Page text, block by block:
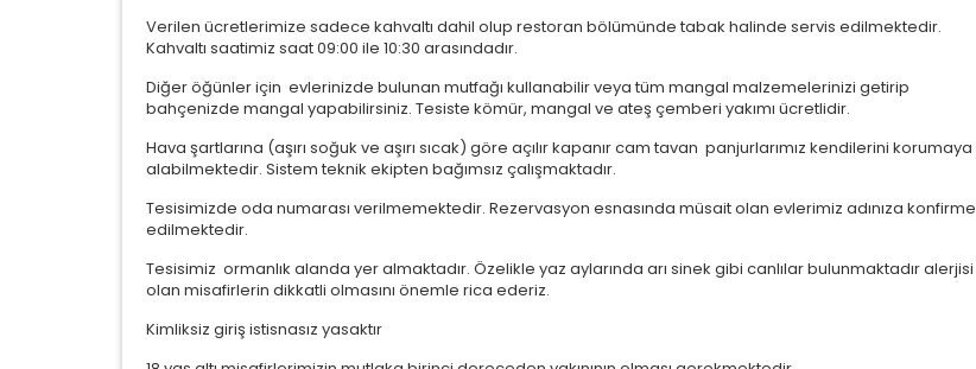
Verilen ücretlerimize sadece kahvaltı dahil olup restoran bölümünde tabak halinde servis edilmektedir.
Kahvaltı saatimiz saat 09:00 ile 10:30 arasındadır.
Diğer öğünler için evlerinizde bulunan mutfağı kullanabilir veya tüm mangal malzemelerinizi getirip
bahçenizde mangal yapabilirsiniz. Tesiste kömür, mangal ve ateş çemberi yakımı ücretlidir.
Hava şartlarına (aşırı soğuk ve aşırı sıcak) göre açılır kapanır cam tavan panjurlarımız kendilerini korumaya
alabilmektedir. Sistem teknik ekipten bağımsız çalışmaktadır.
Tesisimizde oda numarası verilmemektedir. Rezervasyon esnasında müsait olan evlerimiz adınıza konfirme
edilmektedir.
Tesisimiz ormanlık alanda yer almaktadır. Özelikle yaz aylarında arı sinek gibi canlılar bulunmaktadır alerjisi
olan misafirlerin dikkatli olmasını önemle rica ederiz.
Kimliksiz giriş istisnasız yasaktır